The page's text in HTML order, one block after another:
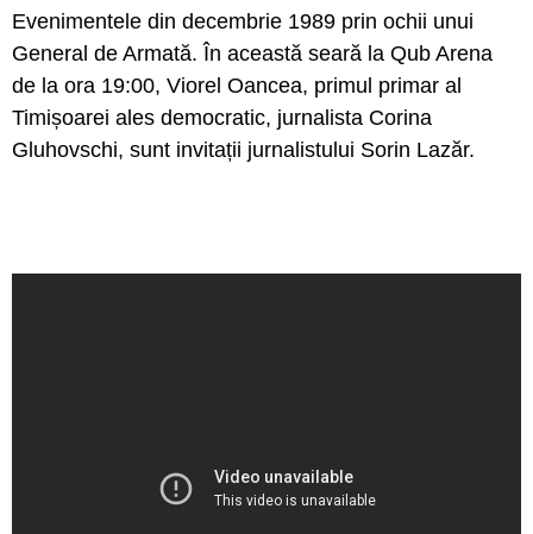
Evenimentele din decembrie 1989 prin ochii unui
General de Armată. În această seară la Qub Arena
de la ora 19:00, Viorel Oancea, primul primar al
Timișoarei ales democratic, jurnalista Corina
Gluhovschi, sunt invitații jurnalistului Sorin Lazăr.